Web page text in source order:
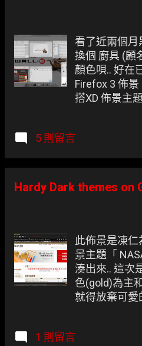
看了近兩個月
換個 廚具 (顧
顏色唄.. 好在
Firefox 3 佈
搭XD 佈景主
5 則留言
Hardy Dark themes on
此佈景是凍
景主題「
湊出來.. 這次
色(gold)為主
就得放棄可愛
預設的視窗
1 則留言